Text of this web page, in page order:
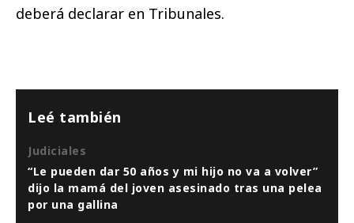
deberá declarar en Tribunales.
Leé también
Judiciales
“Le pueden dar 50 años y mi hijo no va a volver”
dijo la mamá del joven asesinado tras una pelea
por una gallina